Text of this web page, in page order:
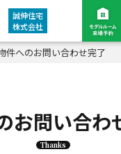
誠伸住宅
株式会社
件へのお問い合わせ完了
お問い合わ
Thanks